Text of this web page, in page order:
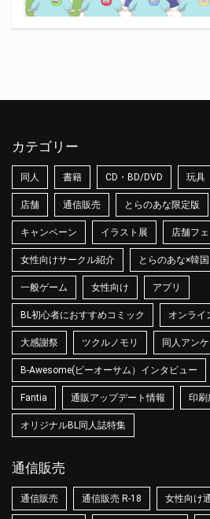
カテゴリー
同人 書籍 CD・BD/DVD 玩具
店舗 通信販売 とらのあな限定版
キャンペーン イラスト展 店舗フ
女性向けサークル紹介 とらのあな×韓国
一般ゲーム 女性向け アプリ
BL初心者におすすめコミック オンライ
大感謝祭 ツクルノモリ 同人アンケ
B-Awesome(ビーオーサム）インタビュー
Fantia 通販アップデート情報 印刷
オリジナルBL同人誌特集
通信販売
通信販売 通信販売 R-18 女性向け